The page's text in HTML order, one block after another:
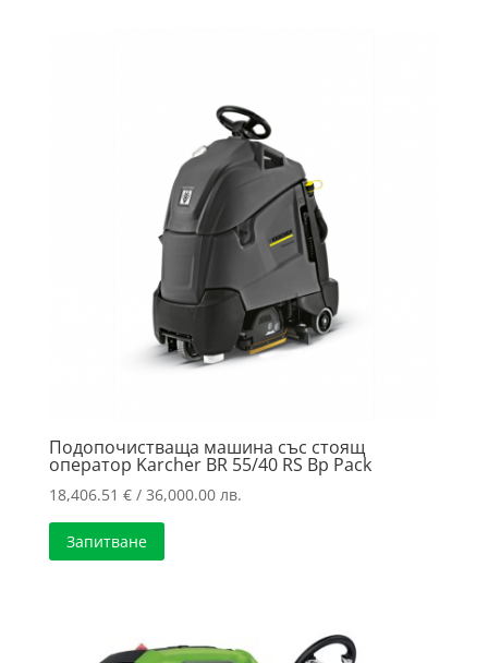
Подопочистваща машина със стоящ
оператор Karcher BR 55/40 RS Bp Pack
18,406.51 €/ 36,000.00 лв.
Запитване